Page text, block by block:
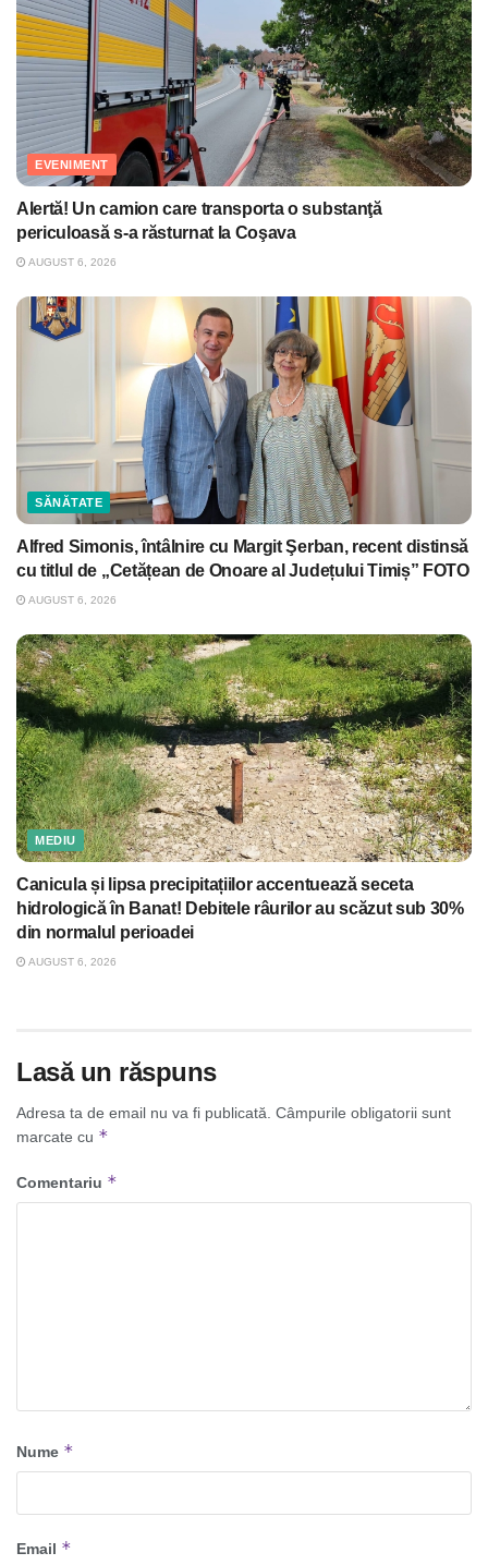
EVENIMENT
Alertă! Un camion care transporta o substanţă
periculoasă s-a răsturnat la Coşava
AUGUST 6, 2026
SĂNĂTATE
Alfred Simonis, întâlnire cu Margit Şerban, recent distinsă
cu titlul de „Cetățean de Onoare al Județului Timiș” FOTO
AUGUST 6, 2026
MEDIU
Canicula și lipsa precipitațiilor accentuează seceta
hidrologică în Banat! Debitele râurilor au scăzut sub 30%
din normalul perioadei
AUGUST 6, 2026
Lasă un răspuns
Adresa ta de email nu va fi publicată. Câmpurile obligatorii sunt
marcate cu *
Comentariu *
Nume *
Email *